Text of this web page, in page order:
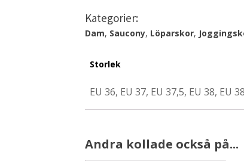
Kategorier:
Dam, Saucony, Löparskor,
Storlek
EU 36, EU 37, EU 37,5, EU 38, EU
Andra kollade också på...